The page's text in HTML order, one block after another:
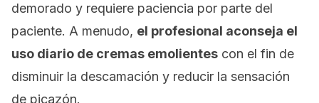
demorado y requiere paciencia por parte del
paciente. A menudo, el profesional aconseja el
uso diario de cremas emolientes con el fin de
disminuir la descamación y reducir la sensación
de picazón.